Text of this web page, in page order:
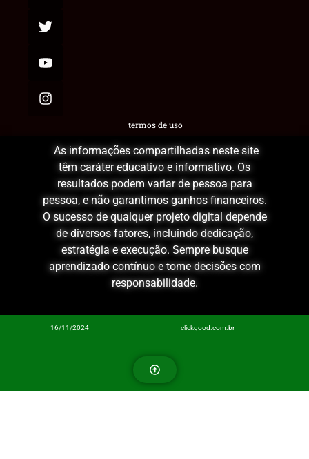
termos de uso
As informações compartilhadas neste site
têm caráter educativo e informativo. Os
resultados podem variar de pessoa para
pessoa, e não garantimos ganhos financeiros.
O sucesso de qualquer projeto digital depende
de diversos fatores, incluindo dedicação,
estratégia e execução. Sempre busque
aprendizado contínuo e tome decisões com
responsabilidade.
16/11/2024 clickgood.com.br